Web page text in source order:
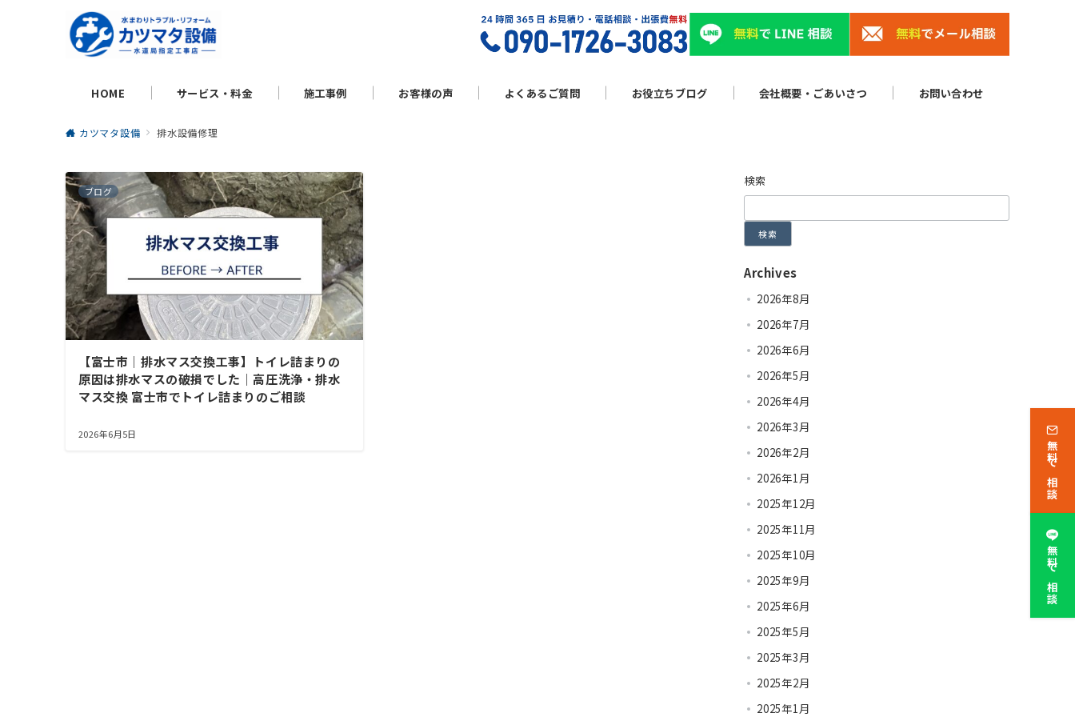
HOME サービス・料金 施工事例 お客様の声 よくあるご質問 お役立ちブログ 会社概要・ごあいさつ お問い合わせ
カツマタ設備 排水設備修理
ブログ
【富士市｜排水マス交換工事】トイレ詰まりの
原因は排水マスの破損でした｜高圧洗浄・排水
マス交換 富士市でトイレ詰まりのご相談
2026年6月5日
検索
検索
Archives
2026年8月
2026年7月
2026年6月
2026年5月
2026年4月
2026年3月
2026年2月
2026年1月
2025年12月
2025年11月
2025年10月
2025年9月
2025年6月
2025年5月
2025年3月
2025年2月
2025年1月
無料で相談
無料で相談